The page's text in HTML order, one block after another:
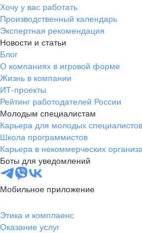
Хочу у вас работать
Производственный календарь
Экспертная рекомендация
Новости и статьи
Блог
О компаниях в игровой форме
Жизнь в компании
ИТ-проекты
Рейтинг работодателей России
Молодым специалистам
Карьера для молодых специалистов
Школа программистов
Карьера в некоммерческих
Боты для уведомлений
Мобильное приложение
Этика и комплаенс
Оказание услуг